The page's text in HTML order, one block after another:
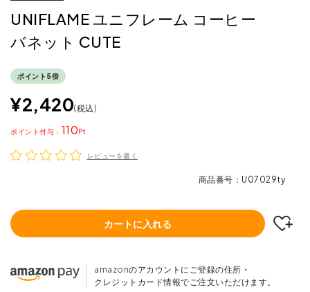
UNIFLAME ユニフレーム コーヒー
バネット CUTE
ポイント5倍
¥2,420 税込
110
ポイント
レビューを書く
商品番号 U07029ty
カートに入れる
amazonのアカウントにご登録の住所・
クレジットカード情報でご注文いただけます。